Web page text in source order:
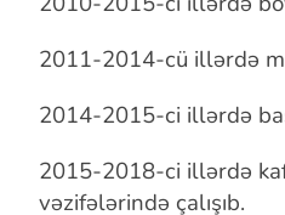
2011-2014-cü illərdə
2014-2015-ci illərdə
2015-2018-ci illərdə
vəzifələrində çalışıb.